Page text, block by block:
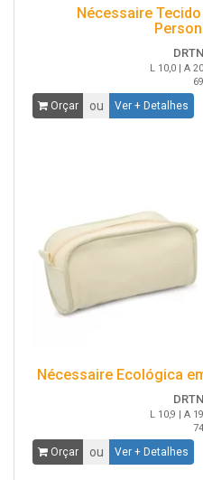
Nécessaire
L 10,0 | A
Orçar ou Ver + Detalhes
Nécessaire Ecológica
L 10,9 | A
Orçar ou Ver + Detalhes